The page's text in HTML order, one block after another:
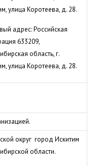
улица Коротеева, д. 28.
адрес: Российская
633209,
область, г.
улица Коротеева, д. 28.
округ город Искитим
области.